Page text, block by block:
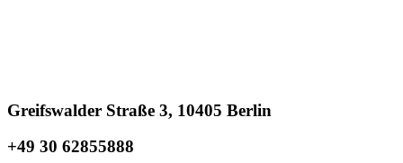
Greifswalder Straße 3, 10405 Berlin
+49 30 62855888